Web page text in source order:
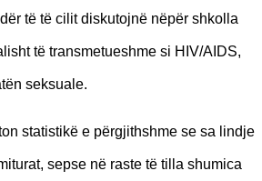
të të cilit diskutojnë nëpër shkolla
të transmetueshme si HIV/AIDS,
seksuale.
statistikë e përgjithshme se sa lindje
sepse në raste të tilla shumica